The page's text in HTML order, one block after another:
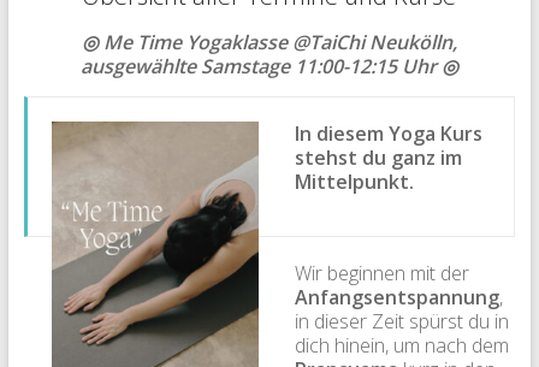
◎ Me Time Yogaklasse @TaiChi Neukölln,
ausgewählte Samstage 11:00-12:15 Uhr◎
In diesem Yoga Kurs
stehst du ganz im
Mittelpunkt.
Wir beginnen mit der
Anfangsentspannung,
in dieser Zeit spürst du in
dich hinein, um nach dem